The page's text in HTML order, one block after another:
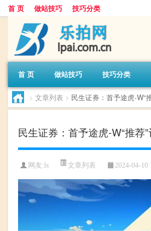
首 页 做站技巧 技巧分类
首 页 做站技巧 技巧分类
> 文章列表 > 民生证券：首予途虎-W“
民生证券：首予途虎-W“推荐
网友: ls 文章列表 2024-04-10